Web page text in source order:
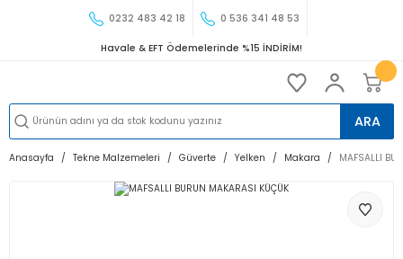
0232 483 42 18 0 536 341 48 53
Havale & EFT Ödemelerinde %15 İNDİRİM!
ARA
Anasayfa Tekne Malzemeleri Güverte Yelken Makara MAFSALLI